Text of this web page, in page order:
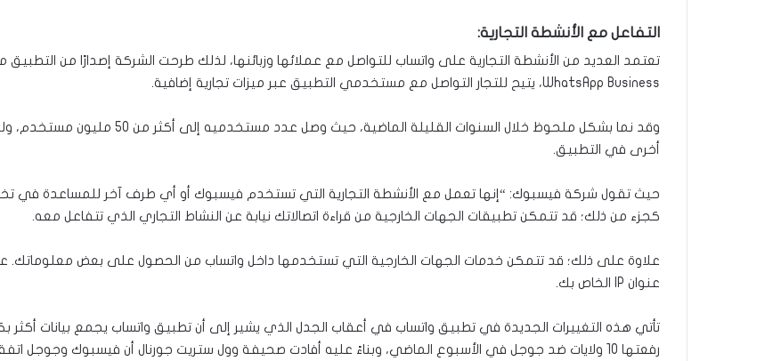
التفاعل مع الأنشطة التجارية:
تعتمد العديد من الأنشطة التجارية على واتساب للتواصل مع عملائها وزبائنها، لذلك طرحت الشركة إصدارًا من
WhatsApp Business، يتيح للتجار التواصل مع مستخدمي التطبيق عبر ميزات تجارية إضافية.
وقد نما بشكل ملحوظ خلال السنوات
أخرى في التطبيق.
حيث تقول شركة فيسبوك: “إنها تعمل مع الأنشطة التجارية التي تستخدم فيسبوك أو أي طرف آخر للمساعدة في
كجزء من ذلك؛ قد تتمكن تطبيقات الجهات الخارجية من قراءة اتصالاتك نيابة عن النشاط التجاري الذي تتفاعل معه.
علاوة على ذلك؛ قد تتمكن خدمات الجهات الخارجية التي تستخدمها داخل واتساب من الحصول على بعض معلوماتك.
عنوان IP الخاص بك.
رفعتها 10 ولايات ضد جوجل في الأسبوع الماضي، وبناءً عليه أفادت صحيفة وول ستريت جورنال أن فيسبوك وجوجل